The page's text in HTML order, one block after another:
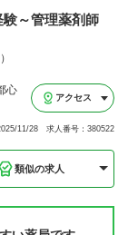
験～管理薬剤師
心
アクセス
11/28 求人番号：380522
類似の求人